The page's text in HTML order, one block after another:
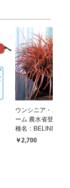
ウンシニア・エバ
ーム 農水省登録品
種名：BELINDAS
￥2,700